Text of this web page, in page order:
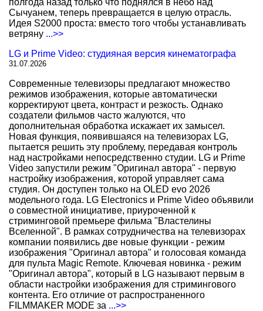
полгода назад только что поднялся в небо над
Сычуанем, теперь превращается в целую отрасль.
Идея S2000 проста: вместо того чтобы устанавливать
ветряну ...>>
LG и Prime Video: студияная версия кинематографа
31.07.2026
Современные телевизоры предлагают множество
режимов изображения, которые автоматически
корректируют цвета, контраст и резкость. Однако
создатели фильмов часто жалуются, что
дополнительная обработка искажает их замысел.
Новая функция, появившаяся на телевизорах LG,
пытается решить эту проблему, передавая контроль
над настройками непосредственно студии. LG и Prime
Video запустили режим "Оригинал автора" - первую
настройку изображения, которой управляет сама
студия. Он доступен только на OLED evo 2026
модельного года. LG Electronics и Prime Video объявили
о совместной инициативе, приуроченной к
стриминговой премьере фильма "Властелины
Вселенной". В рамках сотрудничества на телевизорах
компании появились две новые функции - режим
изображения "Оригинал автора" и голосовая команда
для пульта Magic Remote. Ключевая новинка - режим
"Оригинал автора", который в LG называют первым в
области настройки изображения для стримингового
контента. Его отличие от распространенного
FILMMAKER MODE за ...>>